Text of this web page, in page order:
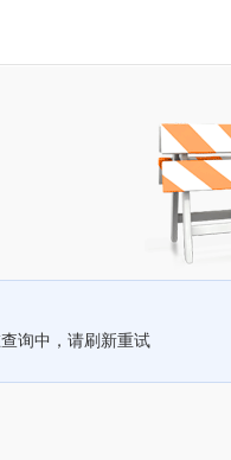
询中，请刷新重试